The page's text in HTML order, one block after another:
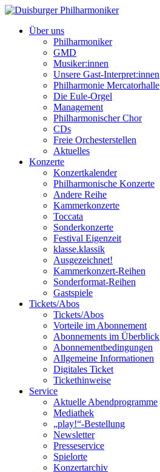
Über uns
Philharmoniker
GMD
Musiker:innen
Unsere Gast-Interpret:innen
Philharmonie Mercatorhalle
Die Eule-Orgel
Management
Philharmonischer Chor
CDs
Freie Orchesterstellen
Aktuelles
Konzerte
Konzertkalender
Philharmonische Konzerte
Andere Reihe
Kammerkonzerte
Toccata
Sonderkonzerte
Festival Eigenzeit
klasse.klassik
Ausgezeichnet!
Kammerkonzert-Reihen
Sonderformat-Reihen
Gastspiele
Tickets/Abos
Tickets/Abos
Vorteile im Abonnement
Abonnements im Überblick
Abonnement­bedingungen
Allgemeine Informationen
Digitales Ticket
Ticket­hinweise
Service
Aktuelle Abendprogramme
Mediathek
„play!“-Bestellung
Newsletter
Presseservice
Spielorte
Konzertarchiv